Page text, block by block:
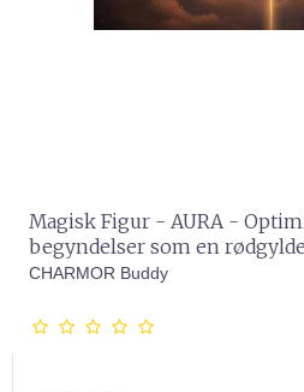
Magisk Figur - AURA -
begyndelser som en
CHARMOR Buddy